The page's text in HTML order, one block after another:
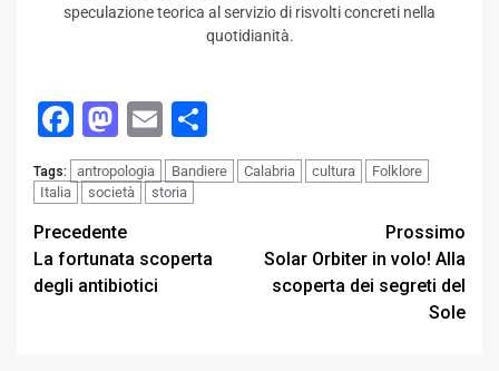
speculazione teorica al servizio di risvolti concreti nella
quotidianità.
Facebook
Mastodon
Email
Tags: antropologia Bandiere Calabria cultura
Folklore
Italia
società storia
Post
navigation
Precedente
La fortunata scoperta
degli antibiotici
Prossimo
Solar Orbiter in volo! Alla
scoperta dei segreti del
Sole